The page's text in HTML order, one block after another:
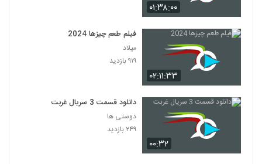
۰۱:۳۸:۰۰
۰۲:۱۱:۳۳
فیلم طعم چیزها 2024
میلاد
۹۱۹ بازدید
۰۰:۳۲
دانلود قسمت 3 سریال غربت
دوستی ها
۲۴۹ بازدید